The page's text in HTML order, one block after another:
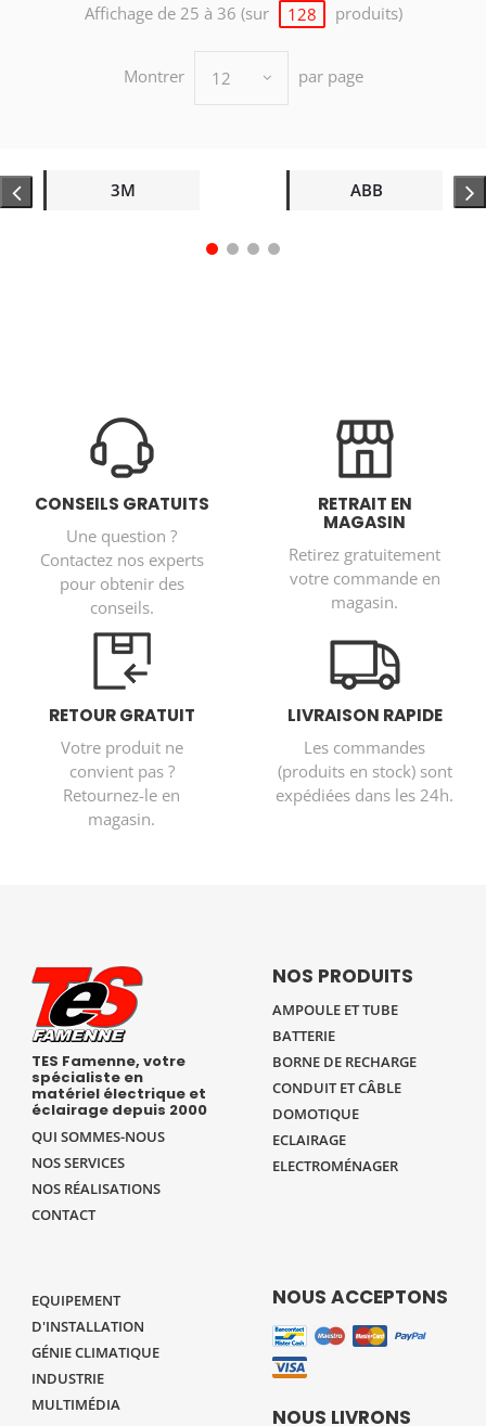
Affichage de 25 à 36 (sur 128 produits)
Montrer 12 par page
3M ABB
CONSEILS GRATUITS
Une question ?
Contactez nos experts
pour obtenir des
conseils.
RETRAIT EN
MAGASIN
Retirez gratuitement
votre commande en
magasin.
RETOUR GRATUIT
Votre produit ne
convient pas ?
Retournez-le en
magasin.
LIVRAISON RAPIDE
Les commandes
(produits en stock) sont
expédiées dans les 24h.
TES Famenne, votre
spécialiste en
matériel électrique et
éclairage depuis 2000
QUI SOMMES-NOUS
NOS SERVICES
NOS RÉALISATIONS
CONTACT
NOS PRODUITS
AMPOULE ET TUBE
BATTERIE
BORNE DE RECHARGE
CONDUIT ET CÂBLE
DOMOTIQUE
ECLAIRAGE
ELECTROMÉNAGER
EQUIPEMENT
D'INSTALLATION
GÉNIE CLIMATIQUE
INDUSTRIE
MULTIMÉDIA
NOUS ACCEPTONS
NOUS LIVRONS